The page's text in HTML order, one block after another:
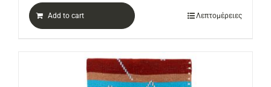
Add to cart Λεπτομέρειες